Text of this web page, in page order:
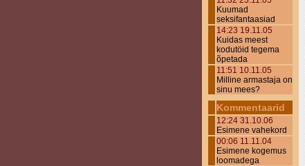
Kuumad
seksifantaasiad
14:23 19.11.05
Kuidas meest
kodutöid tegema
õpetada
11:51 10.11.05
Milline armastaja on
sinu mees?
Kommentaarid
12:24 31.10.06
Esimene vahekord
00:06 11.11.04
Esimene kogemus
loomadega